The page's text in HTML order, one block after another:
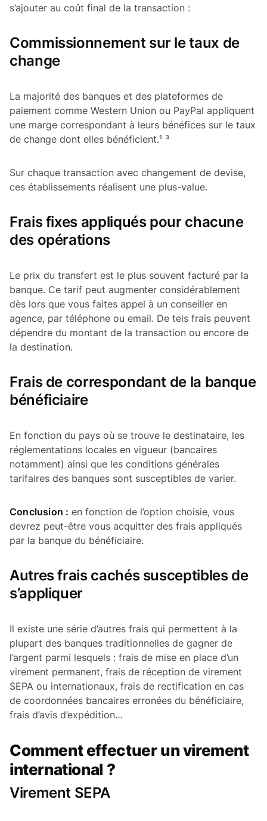
s’ajouter au coût final de la transaction :
Commissionnement sur le taux de
change
La majorité des banques et des plateformes de
paiement comme Western Union ou PayPal appliquent
une marge correspondant à leurs bénéfices sur le taux
de change dont elles bénéficient.¹ ³
Sur chaque transaction avec changement de devise,
ces établissements réalisent une plus-value.
Frais fixes appliqués pour chacune
des opérations
Le prix du transfert est le plus souvent facturé par la
banque. Ce tarif peut augmenter considérablement
dès lors que vous faites appel à un conseiller en
agence, par téléphone ou email. De tels frais peuvent
dépendre du montant de la transaction ou encore de
la destination.
Frais de correspondant de la banque
bénéficiaire
En fonction du pays où se trouve le destinataire, les
réglementations locales en vigueur (bancaires
notamment) ainsi que les conditions générales
tarifaires des banques sont susceptibles de varier.
Conclusion : en fonction de l’option choisie, vous
devrez peut-être vous acquitter des frais appliqués
par la banque du bénéficiaire.
Autres frais cachés susceptibles de
s’appliquer
Il existe une série d’autres frais qui permettent à la
plupart des banques traditionnelles de gagner de
l’argent parmi lesquels : frais de mise en place d’un
virement permanent, frais de réception de virement
SEPA ou internationaux, frais de rectification en cas
de coordonnées bancaires erronées du bénéficiaire,
frais d’avis d’expédition…
Comment effectuer un virement
international ?
Virement SEPA